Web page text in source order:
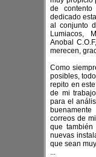
de
dedicado
al conjunto
Lumiacos,
Anobal
merecen,
Como
posibles,
repito en
de mi
para el
correos de
que
nuevas
que sean
...